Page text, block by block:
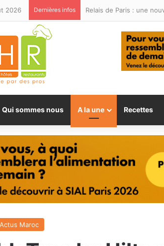
2026 Dernières infos
Qui sommes nous A la une Recettes
Actus Maroc